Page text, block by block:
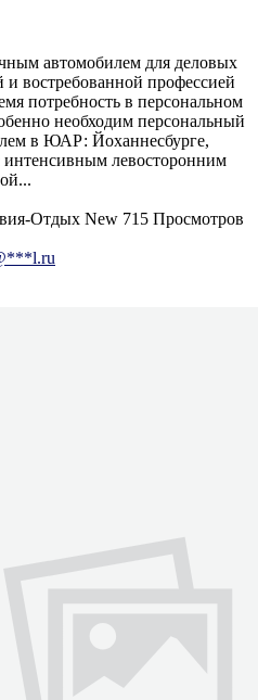
автомобилем для деловых
востребованной профессией
потребность в персональном
необходим персональный
в ЮАР: Йоханнесбурге,
интенсивным левосторонним
Отдых New 715 Просмотров